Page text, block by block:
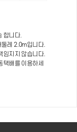
합니다.
둘레 2.0m입니다.
임지지 않습니다.
택배를 이용하세